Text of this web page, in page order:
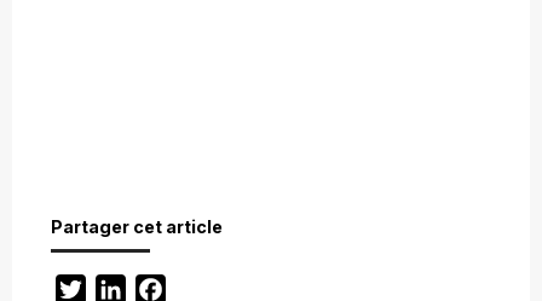
Partager cet article
TwitterLinkedIn